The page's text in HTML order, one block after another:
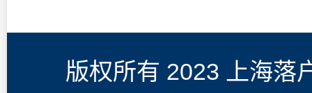
版权所有 2023 上海落